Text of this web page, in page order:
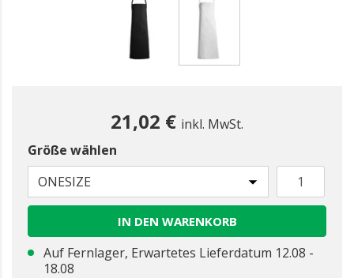
21,02 € inkl. MwSt.
Größe wählen
ONESIZE
IN DEN WARENKORB
Auf Fernlager, Erwartetes Lieferdatum 12.08 -
18.08